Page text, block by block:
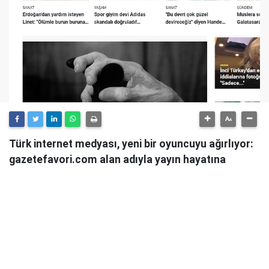
Türk internet medyası, yeni bir oyuncuyu ağırlıyor:
gazetefavori.com alan adıyla yayın hayatına